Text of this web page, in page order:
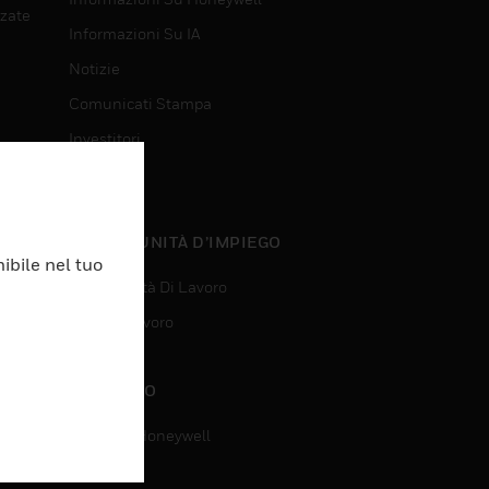
Informazioni Su IA
Notizie
Comunicati Stampa
Investitori
OPPORTUNITÀ D’IMPIEGO
Opportunità Di Lavoro
Ricerca Lavoro
CONTATTO
Contatta Honeywell
nel tuo